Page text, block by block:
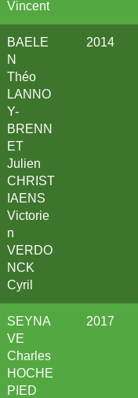
Vincent
BAELE
N
Théo
LANNO
Y-
BRENN
ET
Julien
CHRIST
IAENS
Victorie
n
VERDO
NCK
Cyril
2014
SEYNA
VE
Charles
HOCHE
PIED
2017